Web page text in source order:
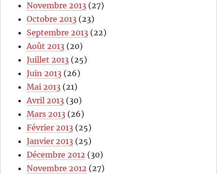
Novembre 2013 (27)
Octobre 2013 (23)
Septembre 2013 (22)
Août 2013 (20)
Juillet 2013 (25)
Juin 2013 (26)
Mai 2013 (21)
Avril 2013 (30)
Mars 2013 (26)
Février 2013 (25)
Janvier 2013 (25)
Décembre 2012 (30)
Novembre 2012 (27)